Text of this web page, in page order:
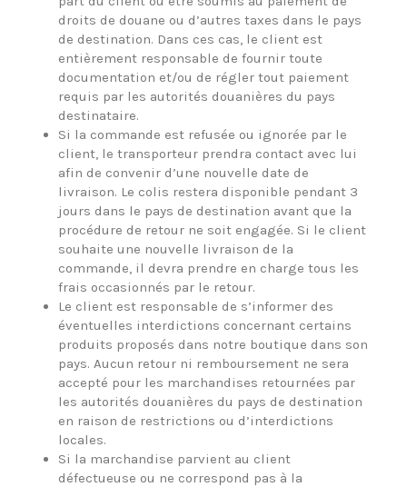
droits de douane ou d’autres taxes dans le pays
de destination. Dans ces cas, le client est
entièrement responsable de fournir toute
documentation et/ou de régler tout paiement
requis par les autorités douanières du pays
destinataire.
Si la commande est refusée ou ignorée par le
client, le transporteur prendra contact avec lui
afin de convenir d’une nouvelle date de
livraison. Le colis restera disponible pendant 3
jours dans le pays de destination avant que la
procédure de retour ne soit engagée. Si le client
souhaite une nouvelle livraison de la
commande, il devra prendre en charge tous les
frais occasionnés par le retour.
Le client est responsable de s’informer des
éventuelles interdictions concernant certains
produits proposés dans notre boutique dans son
pays. Aucun retour ni remboursement ne sera
accepté pour les marchandises retournées par
les autorités douanières du pays de destination
en raison de restrictions ou d’interdictions
locales.
Si la marchandise parvient au client
défectueuse ou ne correspond pas à la